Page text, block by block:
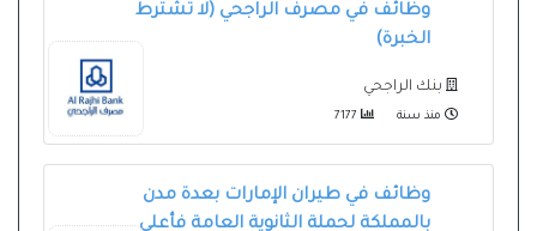
وظائف في مصرف الراجحي (لا تشترط
الخبرة)
بنك الراجحي
منذ سنة
وظائف في طيران الإمارات بعدة مدن
بالمملكة لحملة الثانوية العامة فأعلى